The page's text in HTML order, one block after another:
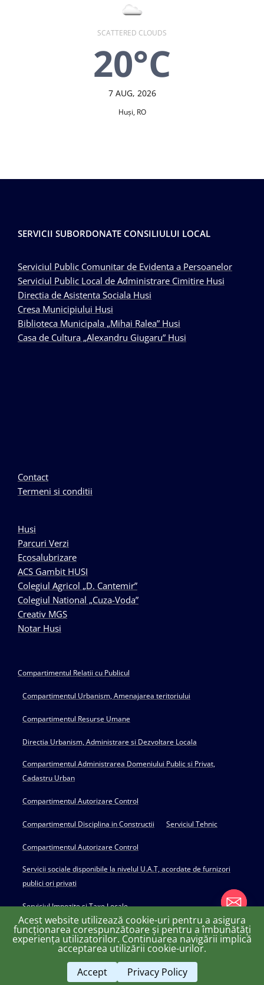
SCATTERED CLOUDS
20°C
7 AUG, 2026
Huşi, RO
SERVICII SUBORDONATE CONSILIULUI LOCAL
Serviciul Public Comunitar de Evidenta a Persoanelor
Serviciul Public Local de Administrare Cimitire Husi
Directia de Asistenta Sociala Husi
Cresa Municipiului Husi
Biblioteca Municipala „Mihai Ralea” Husi
Casa de Cultura „Alexandru Giugaru” Husi
Contact
Termeni si conditii
Husi
Parcuri Verzi
Ecosalubrizare
ACS Gambit HUSI
Colegiul Agricol „D. Cantemir”
Colegiul National „Cuza-Voda”
Creativ MGS
Notar Husi
Compartimentul Relatii cu Publicul
Compartimentul Urbanism, Amenajarea teritoriului
Compartimentul Resurse Umane
Directia Urbanism, Administrare si Dezvoltare Locala
Compartimentul Administrarea Domeniului Public si Privat,
Cadastru Urban
Compartimentul Autorizare Control
Compartimentul Disciplina in Constructii Serviciul Tehnic
Compartimentul Autorizare Control
Servicii sociale disponibile la nivelul U.A.T, acordate de furnizori
publici ori privati
Serviciul Impozite si Taxe Locale
Copyright © 2022 Primăria Huși - powered by Creativ MGS
Acest website utilizează cookie-uri pentru a asigura
funcționarea corespunzătoare și pentru a îmbunătăți
experiența utilizatorilor. Continuarea navigării implică
acceptarea utilizării cookie-urilor.
Accept
Privacy Policy
chaty